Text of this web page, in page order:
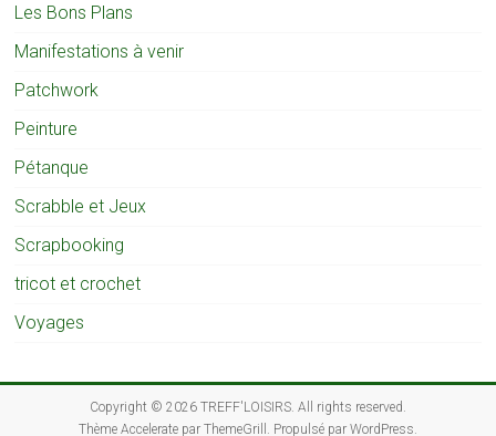
Les Bons Plans
Manifestations à venir
Patchwork
Peinture
Pétanque
Scrabble et Jeux
Scrapbooking
tricot et crochet
Voyages
Copyright © 2026 TREFF'LOISIRS. All rights reserved.
Thème Acceleratepar ThemeGrill. Propulsé par WordPress